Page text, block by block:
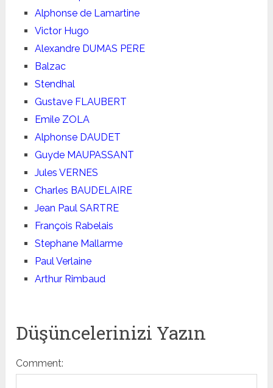
Alphonse de Lamartine
Victor Hugo
Alexandre DUMAS PERE
Balzac
Stendhal
Gustave FLAUBERT
Emile ZOLA
Alphonse DAUDET
Guyde MAUPASSANT
Jules VERNES
Charles BAUDELAIRE
Jean Paul SARTRE
François Rabelais
Stephane Mallarme
Paul Verlaine
Arthur Rimbaud
Düşüncelerinizi Yazın
Comment: